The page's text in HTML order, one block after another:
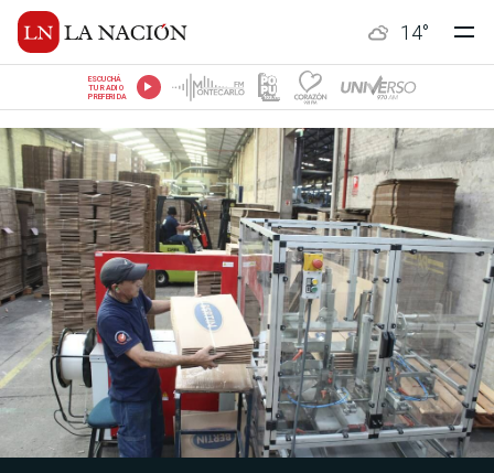
14°
ESCUCHÁ
TU RADIO
PREFERIDA